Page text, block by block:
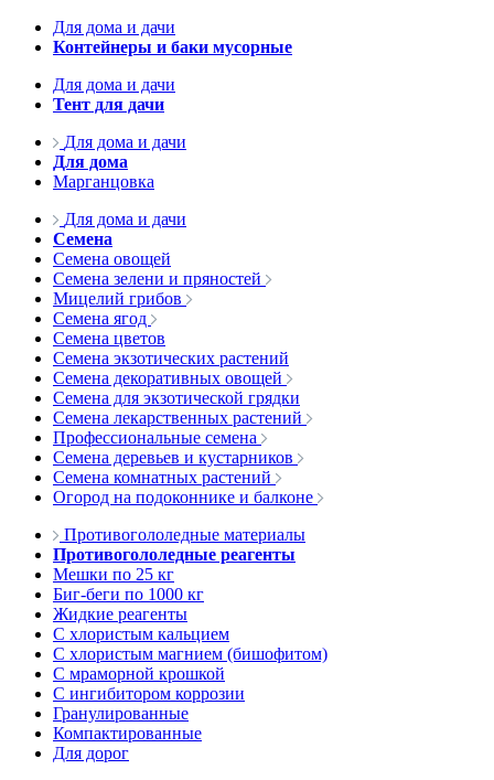
Для дома и дачи
Контейнеры и баки мусорные
Для дома и дачи
Тент для дачи
Для дома и дачи
Для дома
Марганцовка
Для дома и дачи
Семена
Семена овощей
Семена зелени и пряностей
Мицелий грибов
Семена ягод
Семена цветов
Семена экзотических растений
Семена декоративных овощей
Семена для экзотической грядки
Семена лекарственных растений
Профессиональные семена
Семена деревьев и кустарников
Семена комнатных растений
Огород на подоконнике и балконе
Противогололедные материалы
Противогололедные реагенты
Мешки по 25 кг
Биг-беги по 1000 кг
Жидкие реагенты
С хлористым кальцием
С хлористым магнием (бишофитом)
С мраморной крошкой
С ингибитором коррозии
Гранулированные
Компактированные
Для дорог